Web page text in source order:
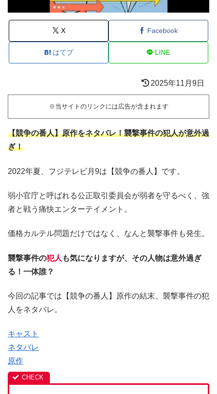
X Facebook
はてブ LINE
2025年11月9日
※当サイトのリンクには広告が含まれます
【競争の番人】原作をネタバレ！襲撃事件の犯人が意外過
ぎ！
2022年夏、フジテレビ月9は【競争の番人】です。
弱小官庁と呼ばれる公正取引委員会が弱者を守るべく、強
者と戦う痛快エンターテイメント。
価格カルテル問題だけではなく、なんと襲撃事件も発生。
襲撃事件の犯人 も気になりますが、その人物は意外過ぎ
る！一体誰？
今回の記事では【競争の番人】原作の結末、襲撃事件の犯
人をネタバレ。
キャスト
ネタバレ
原作